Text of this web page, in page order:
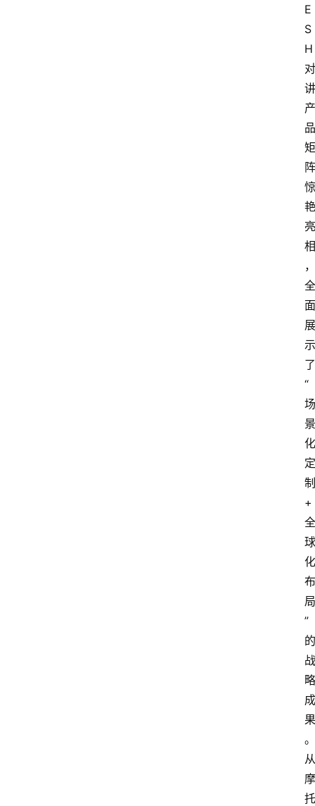
E
S
H
对
讲
产
品
矩
阵
惊
艳
亮
相
，
全
面
展
示
了
“
场
景
化
定
制
+
全
球
化
布
局
”
的
战
略
成
果
。
从
摩
托